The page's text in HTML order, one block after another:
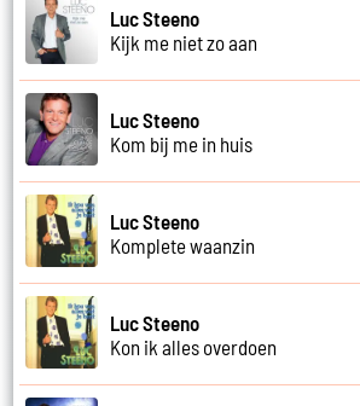
Luc Steeno
Kijk me niet zo aan
Luc Steeno
Kom bij me in huis
Luc Steeno
Komplete waanzin
Luc Steeno
Kon ik alles overdoen